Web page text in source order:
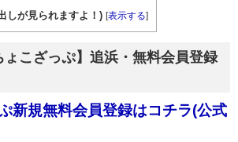
しが見られますよ！) [表示する]
こざっぷ】追浜・無料会員登録
新規無料会員登録はコチラ(公式